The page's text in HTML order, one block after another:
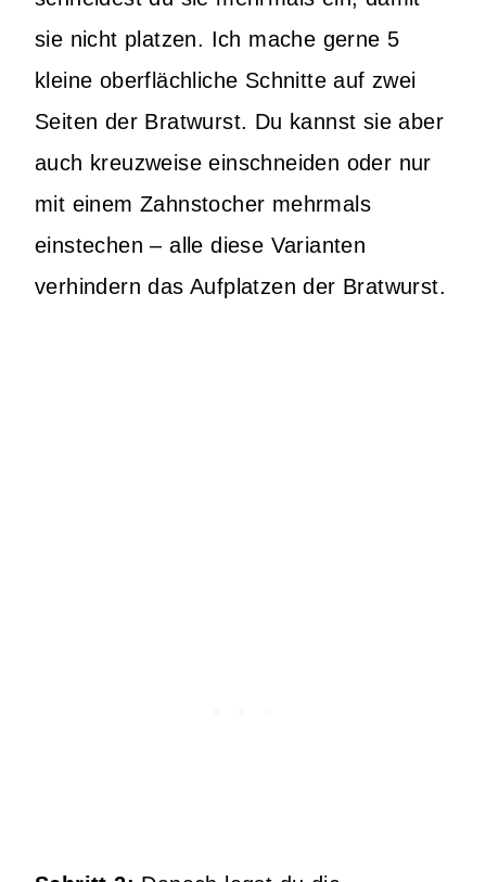
sie nicht platzen. Ich mache gerne 5
kleine oberflächliche Schnitte auf zwei
Seiten der Bratwurst. Du kannst sie aber
auch kreuzweise einschneiden oder nur
mit einem Zahnstocher mehrmals
einstechen – alle diese Varianten
verhindern das Aufplatzen der Bratwurst.